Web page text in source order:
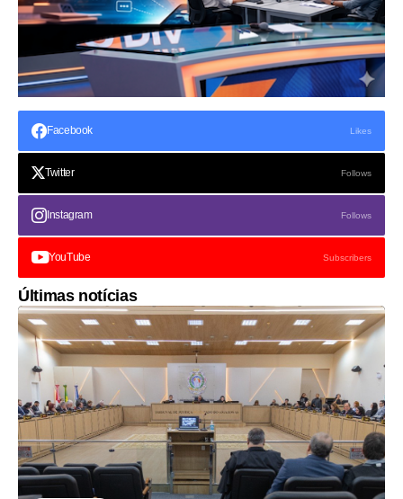
Facebook Likes
Twitter Follows
Instagram Follows
YouTube Subscribers
Últimas notícias